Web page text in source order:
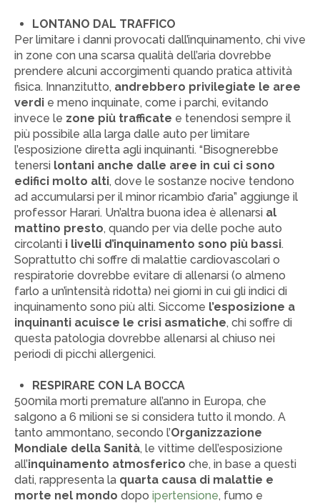
LONTANO DAL TRAFFICO
Per limitare i danni provocati dall’inquinamento, chi vive
in zone con una scarsa qualità dell’aria dovrebbe
prendere alcuni accorgimenti quando pratica attività
fisica. Innanzitutto, andrebbero privilegiate le aree
verdi e meno inquinate, come i parchi, evitando
invece le zone più trafficate e tenendosi sempre il
più possibile alla larga dalle auto per limitare
l’esposizione diretta agli inquinanti. “Bisognerebbe
tenersi lontani anche dalle aree in cui ci sono
edifici molto alti, dove le sostanze nocive tendono
ad accumularsi per il minor ricambio d’aria” aggiunge il
professor Harari. Un’altra buona idea è allenarsi al
mattino presto, quando per via delle poche auto
circolanti i livelli d’inquinamento sono più bassi.
Soprattutto chi soffre di malattie cardiovascolari o
respiratorie dovrebbe evitare di allenarsi (o almeno
farlo a un’intensità ridotta) nei giorni in cui gli indici di
inquinamento sono più alti. Siccome l’esposizione a
inquinanti acuisce le crisi asmatiche, chi soffre di
questa patologia dovrebbe allenarsi al chiuso nei
periodi di picchi allergenici.
RESPIRARE CON LA BOCCA
500mila morti premature all’anno in Europa, che
salgono a 6 milioni se si considera tutto il mondo. A
tanto ammontano, secondo l’Organizzazione
Mondiale della Sanità, le vittime dell’esposizione
all’inquinamento atmosferico che, in base a questi
dati, rappresenta la quarta causa di malattie e
morte nel mondo dopo ipertensione, fumo e